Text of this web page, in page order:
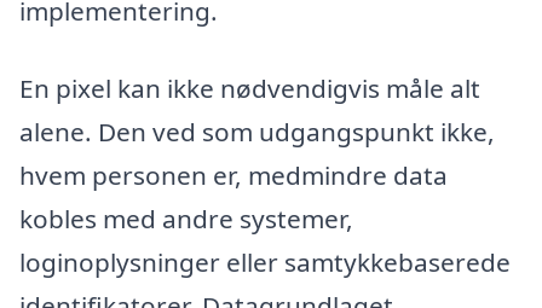
implementering.
En pixel kan ikke nødvendigvis måle alt
alene. Den ved som udgangspunkt ikke,
hvem personen er, medmindre data
kobles med andre systemer,
loginoplysninger eller samtykkebaserede